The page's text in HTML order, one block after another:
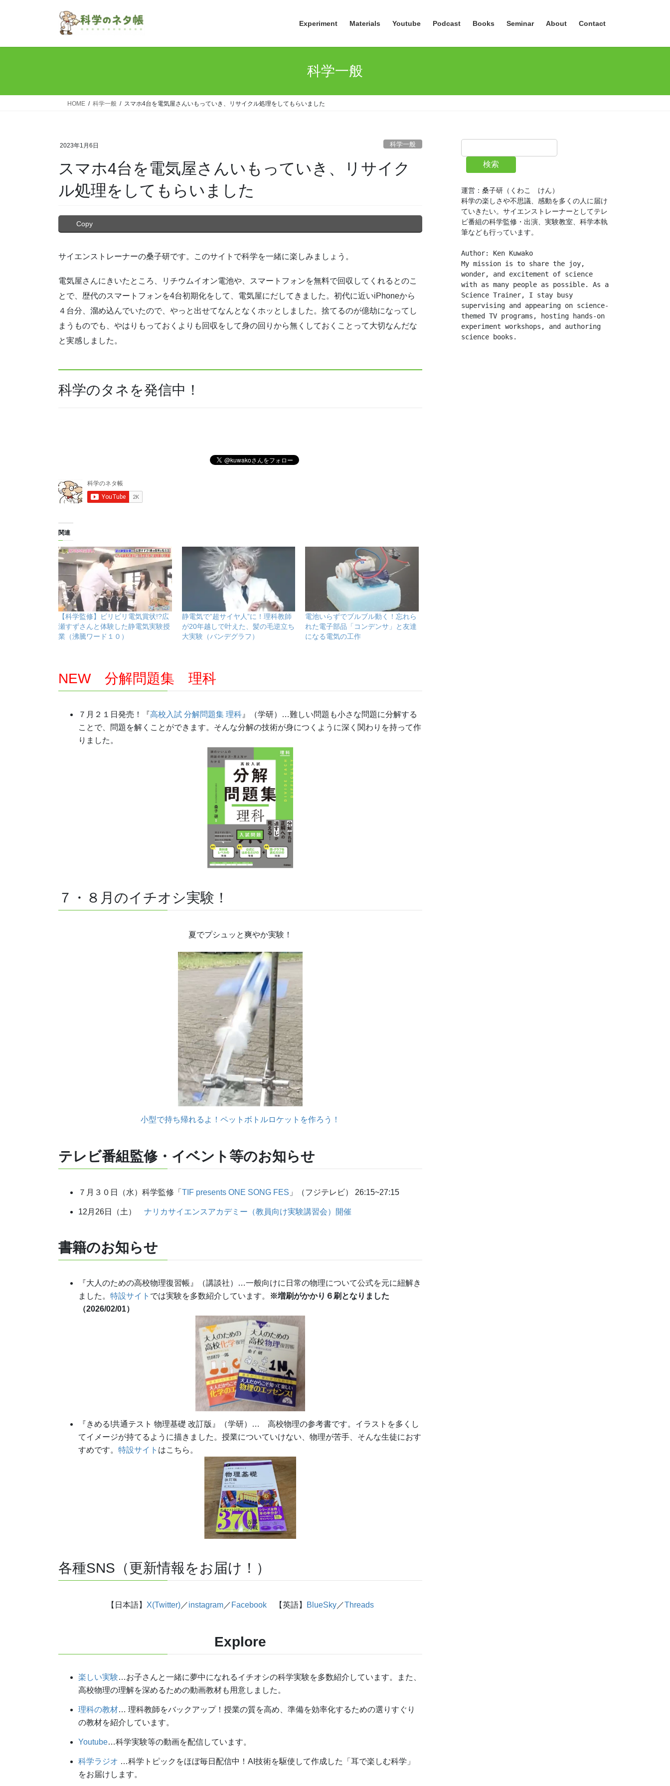
Experiment Materials Youtube Podcast Books Seminar About Contact
科学一般
HOME 科学一般 スマホ4台を電気屋さんいもっていき、リサイクル処理をしてもらいました
2023年1月6日 科学一般
スマホ4台を電気屋さんいもっていき、リサイク
ル処理をしてもらいました
Copy
サイエンストレーナーの桑子研です。このサイトで科学を一緒に楽しみましょう。
電気屋さんにきいたところ、リチウムイオン電池や、スマートフォンを無料で回収してくれるとのこ
とで、歴代のスマートフォンを4台初期化をして、電気屋にだしてきました。初代に近いiPhoneから
４台分、溜め込んでいたので、やっと出せてなんとなくホッとしました。捨てるのが億劫になってし
まうものでも、やはりもっておくよりも回収をして身の回りから無くしておくことって大切なんだな
と実感しました。
科学のタネを発信中！
関連
【科学監修】ビリビリ電気賞状!?広
瀬すずさんと体験した静電気実験授
業（沸騰ワード１０）
静電気で”超サイヤ人”に！理科教師
が20年越しで叶えた、髪の毛逆立ち
大実験（バンデグラフ）
電池いらずでブルブル動く！忘れら
れた電子部品「コンデンサ」と友達
になる電気の工作
NEW 分解問題集 理科
７月２１日発売！『高校入試 分解問題集 理科 』（学研）…難しい問題も小さな問題に分解する
ことで、問題を解くことができます。そんな分解の技術が身につくように深く関わりを持って作
りました。
７・８月のイチオシ実験！
夏でプシュッと爽やか実験！
小型で持ち帰れるよ！ペットボトルロケットを作ろう！
テレビ番組監修・イベント等のお知らせ
７月３０日（水）科学監修「 TIF presents ONE SONG FES 」（フジテレビ） 26:15~27:15
12月26日（土） ナリカサイエンスアカデミー（教員向け実験講習会）開催
書籍のお知らせ
『大人のための高校物理復習帳』（講談社）…一般向けに日常の物理について公式を元に紐解き
ました。 特設サイト では実験を多数紹介しています。
※増刷がかかり６刷となりました
（2026/02/01）
『きめる!共通テスト 物理基礎 改訂版』（学研）… 高校物理の参考書です。イラストを多くし
てイメージが持てるように描きました。授業についていけない、物理が苦手、そんな生徒におす
すめです。 特設サイト はこちら。
各種SNS（更新情報をお届け！）
【日本語】 X(Twitter) ／instagram ／ Facebook 【英語】 BlueSky ／Threads
Explore
楽しい実験…お子さんと一緒に夢中になれるイチオシの科学実験を多数紹介しています。また、
高校物理の理解を深めるための動画教材も用意しました。
理科の教材… 理科教師をバックアップ！授業の質を高め、準備を効率化するための選りすぐり
の教材を紹介しています。
Youtube…科学実験等の動画を配信しています。
科学ラジオ …科学トピックをほぼ毎日配信中！AI技術を駆使して作成した「耳で楽しむ科学」
をお届けします。
検索
運営：桑子研（くわこ　けん）
科学の楽しさや不思議、感動を多くの人に届け
ていきたい。サイエンストレーナーとしてテレ
ビ番組の科学監修・出演、実験教室、科学本執
筆なども行っています。
Author: Ken Kuwako
My mission is to share the joy,
wonder, and excitement of science
with as many people as possible. As a
Science Trainer, I stay busy
supervising and appearing on science-
themed TV programs, hosting hands-on
experiment workshops, and authoring
science books.